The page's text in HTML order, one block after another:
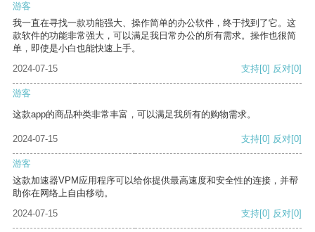
游客
我一直在寻找一款功能强大、操作简单的办公软件，终于找到了它。这
款软件的功能非常强大，可以满足我日常办公的所有需求。操作也很简
单，即使是小白也能快速上手。
2024-07-15
支持[0] 反对[0]
游客
这款app的商品种类非常丰富，可以满足我所有的购物需求。
2024-07-15 支持[0] 反对[0]
游客
这款加速器VPM应用程序可以给你提供最高速度和安全性的连接，并帮
助你在网络上自由移动。
2024-07-15
支持[0] 反对[0]